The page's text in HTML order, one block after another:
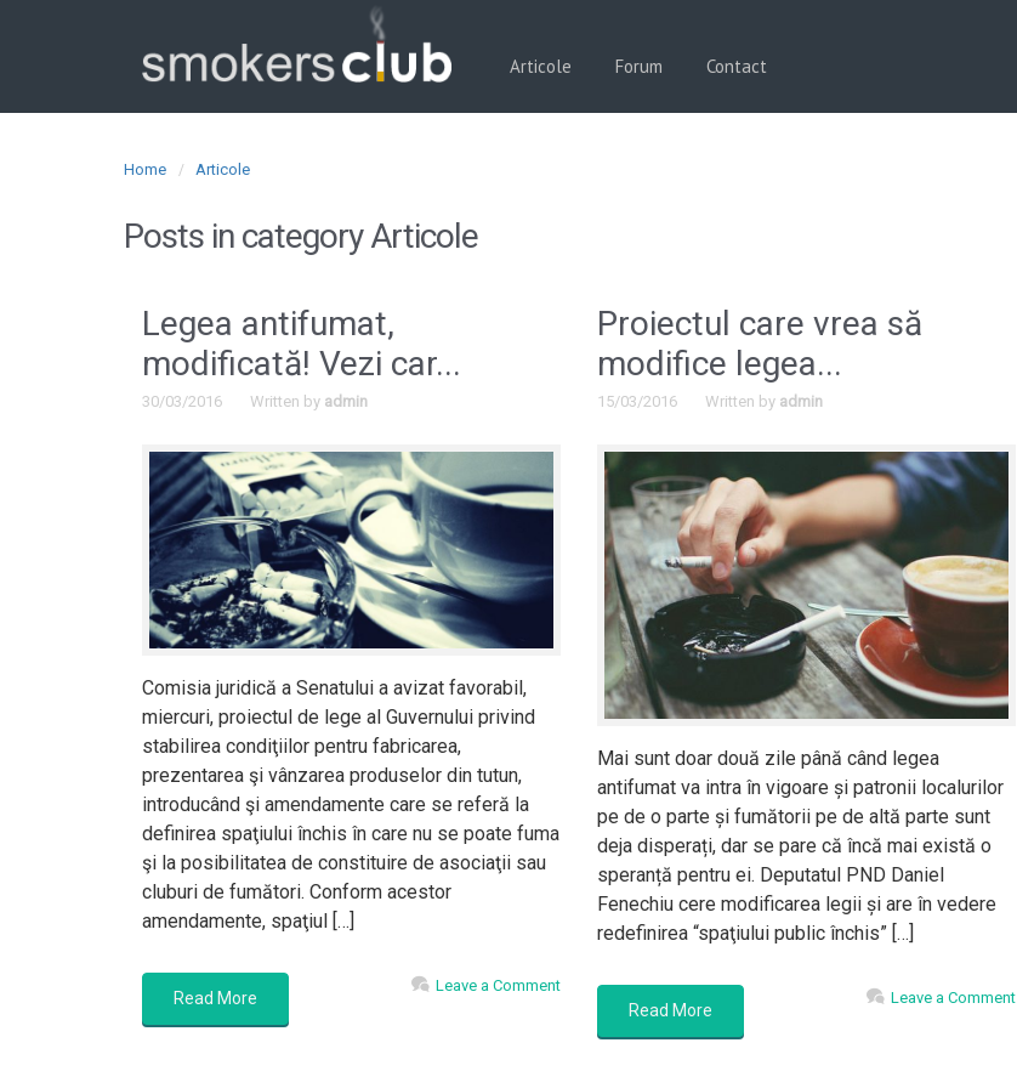
Articole Forum Contact
Home Articole
Posts in categoryArticole
Legea antifumat,
modificată! Vezi car...
30/03/2016 Written by admin
Comisia juridică a Senatului a avizat favorabil,
miercuri, proiectul de lege al Guvernului privind
stabilirea condiţiilor pentru fabricarea,
prezentarea şi vânzarea produselor din tutun,
introducând şi amendamente care se referă la
definirea spaţiului închis în care nu se poate fuma
şi la posibilitatea de constituire de asociaţii sau
cluburi de fumători. Conform acestor
amendamente, spaţiul […]
Read More
Leave a Comment
Proiectul care vrea să
modifice legea...
15/03/2016 Written by admin
Mai sunt doar două zile până când legea
antifumat va intra în vigoare și patronii localurilor
pe de o parte și fumătorii pe de altă parte sunt
deja disperați, dar se pare că încă mai există o
speranță pentru ei. Deputatul PND Daniel
Fenechiu cere modificarea legii și are în vedere
redefinirea “spaţiului public închis” […]
Read More
Leave a Comment